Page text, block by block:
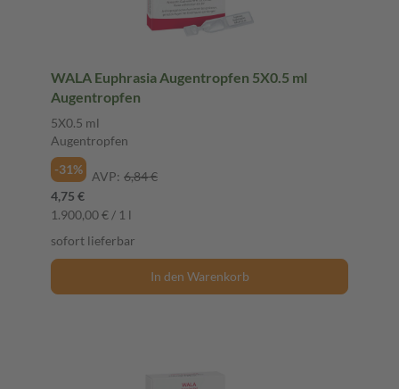
WALA Euphrasia Augentropfen 5X0.5 ml
Augentropfen
5X0.5 ml
Augentropfen
-31%
AVP: 6,84 €
4,75 €
1.900,00 € / 1 l
sofort lieferbar
In den Warenkorb